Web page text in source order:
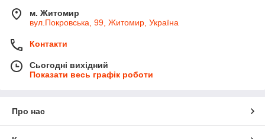
м. Житомир
вул.Покровська, 99, Житомир, Україна
Контакти
Сьогодні вихідний
Показати весь графік роботи
Про нас